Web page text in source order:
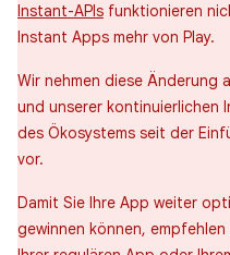
Instant-APIs funktionieren
Instant Apps mehr von Play.
Wir nehmen diese Änderung
und unserer kontinuierlichen
des Ökosystems seit der
vor.
Damit Sie Ihre App weiter
gewinnen können,